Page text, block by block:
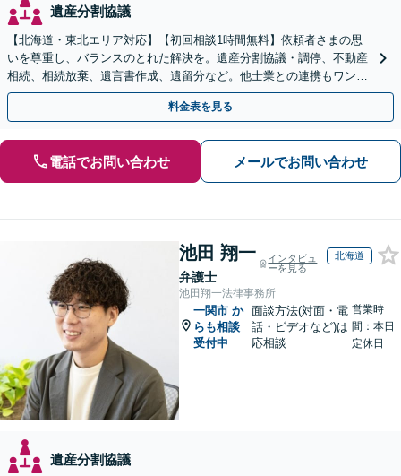
遺産分割協議
【北海道・東北エリア対応】【初回相談1時間無料】依頼者さまの思
いを尊重し、バランスのとれた解決を。遺産分割協議・調停、不動産
相続、相続放棄、遺言書作成、遺留分など。他士業との連携もワンス
トップで対応します【休日・夜間面談OK】
料金表を見る
電話でお問い合わせ メールでお問い合わせ
池田 翔一
弁護士
インタビュ
ーを見る
北海道
池田翔一法律事務所
一関市 か
らも相談
受付中
面談方法(対面・電
話・ビデオなど)は
応相談
営業時
間：本日
定休日
遺産分割協議